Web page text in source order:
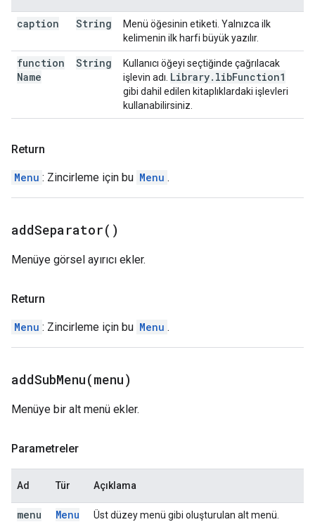
caption String
Menü öğesinin etiketi. Yalnızca ilk
kelimenin ilk harfi büyük yazılır.
function
Name
String
Kullanıcı öğeyi seçtiğinde çağrılacak
işlevin adı. Library. libFunction1
gibi dahil edilen kitaplıklardaki işlevleri
kullanabilirsiniz.
Return
Menu : Zincirleme için bu Menu .
addSeparator( )
Menüye görsel ayırıcı ekler.
Return
Menu : Zincirleme için bu Menu .
addSubMenu(menu)
Menüye bir alt menü ekler.
Parametreler
Ad Tür Açıklama
menu Menu Üst düzey menü gibi oluşturulan alt menü.